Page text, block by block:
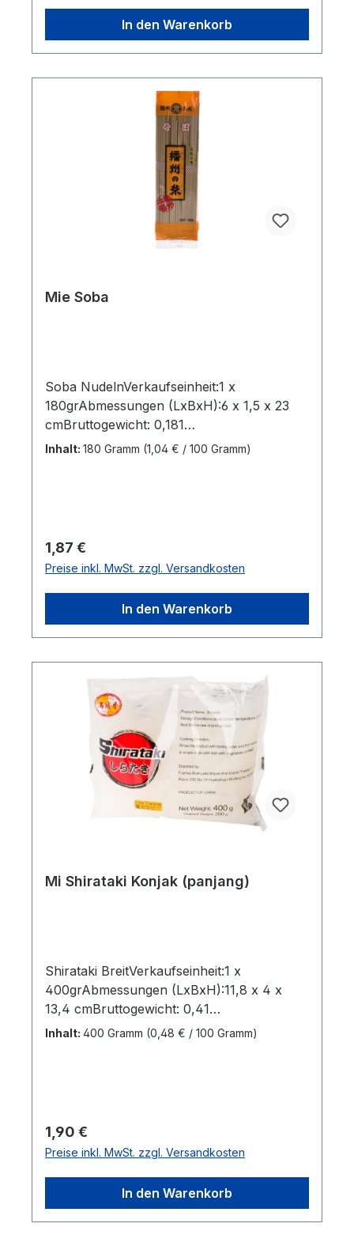
In den Warenkorb
Mie Soba
Soba NudelnVerkaufseinheit:1 x
180grAbmessungen (LxBxH):6 x 1,5 x 23
cmBruttogewicht: 0,181
kgMarkenname:MarutsuneHersteller:Marut
Inhalt: 180 Gramm (1,04 € / 100 Gramm)
Regulärer Preis:
1,87 €
Preise inkl. MwSt. zzgl. Versandkosten
In den Warenkorb
Mi Shirataki Konjak (panjang)
Shirataki BreitVerkaufseinheit:1 x
400grAbmessungen (LxBxH):11,8 x 4 x
13,4 cmBruttogewicht: 0,41
kgMarkenname:City
Inhalt: 400 Gramm (0,48 € / 100 Gramm)
Regulärer Preis:
1,90 €
Preise inkl. MwSt. zzgl. Versandkosten
In den Warenkorb